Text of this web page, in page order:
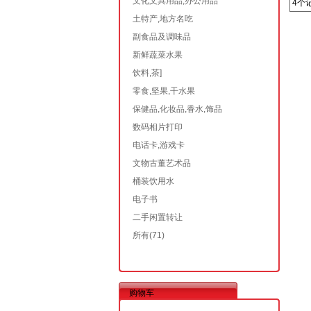
土特产,地方名吃
副食品及调味品
新鲜蔬菜水果
饮料,茶]
零食,坚果,干水果
保健品,化妆品,香水,饰品
数码相片打印
电话卡,游戏卡
文物古董艺术品
桶装饮用水
电子书
二手闲置转让
所有(71)
购物车
4个